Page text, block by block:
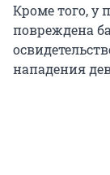
Кроме того, у
повреждена
нападения